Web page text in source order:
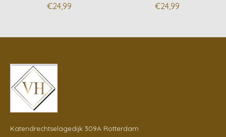
€24,99
€24,99
Katendrechtselagedijk 309A Rotterdam